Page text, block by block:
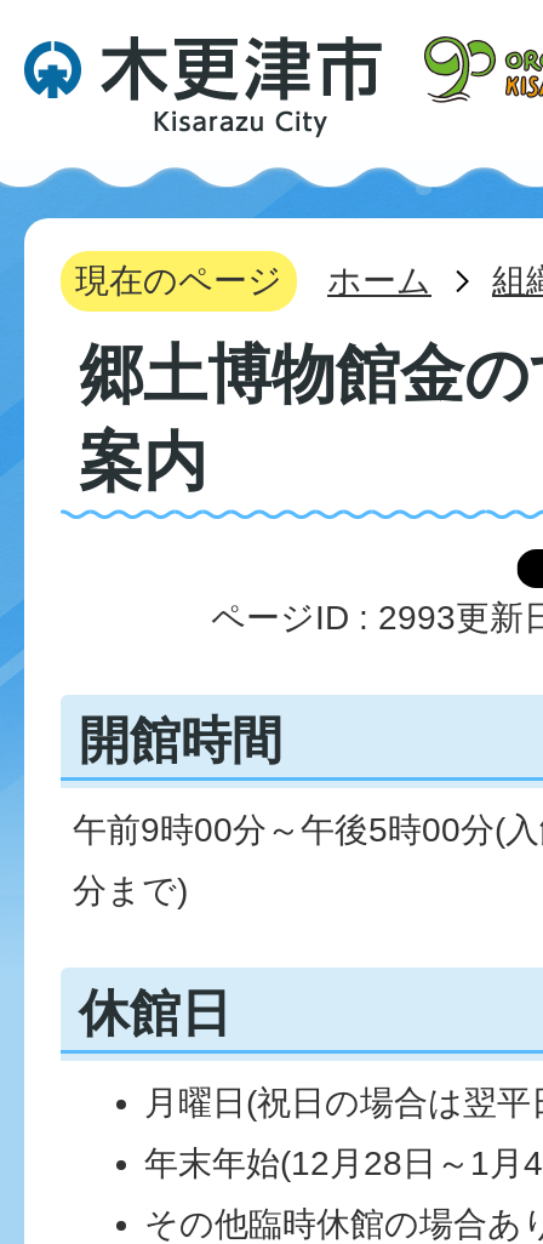
現在のページ ホーム 組
郷土博物館金
案内
ページID : 2993更新
開館時間
午前9時00分～午後5時00分(
分まで)
休館日
月曜日(祝日の場合は翌平
年末年始(12月28日～1月
その他臨時休館の場合あ